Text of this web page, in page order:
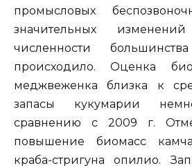
промысловых
значительных
численности
происходило. Оценка
меджвеженка близка к
запасы кукумарии
сравнению с 2009 г.
повышение биомасс
краба-стригуна опилио.